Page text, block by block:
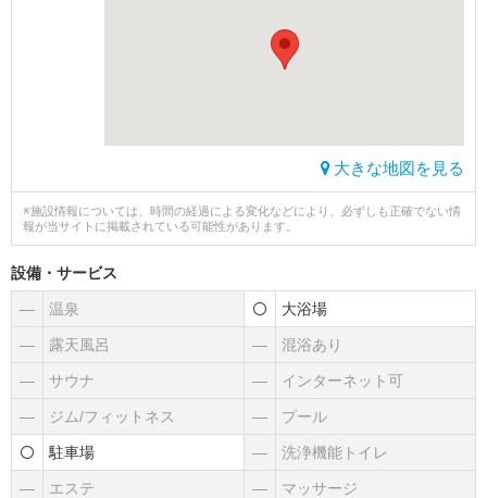
大きな地図を見る
※施設情報については、時間の経過による変化などにより、必ずしも正確でない情
報が当サイトに掲載されている可能性があります。
設備・サービス
― 温泉 大浴場
― 露天風呂 ― 混浴あり
― サウナ ― インターネット可
― ジム/フィットネス ― プール
駐車場 ― 洗浄機能トイレ
― エステ ― マッサージ